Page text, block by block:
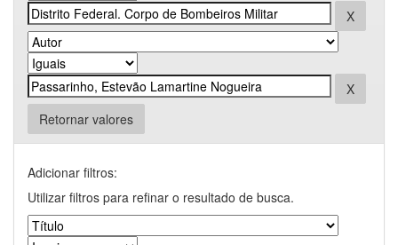
Retornar valores
Adicionar filtros:
Utilizar filtros para refinar o resultado de busca.